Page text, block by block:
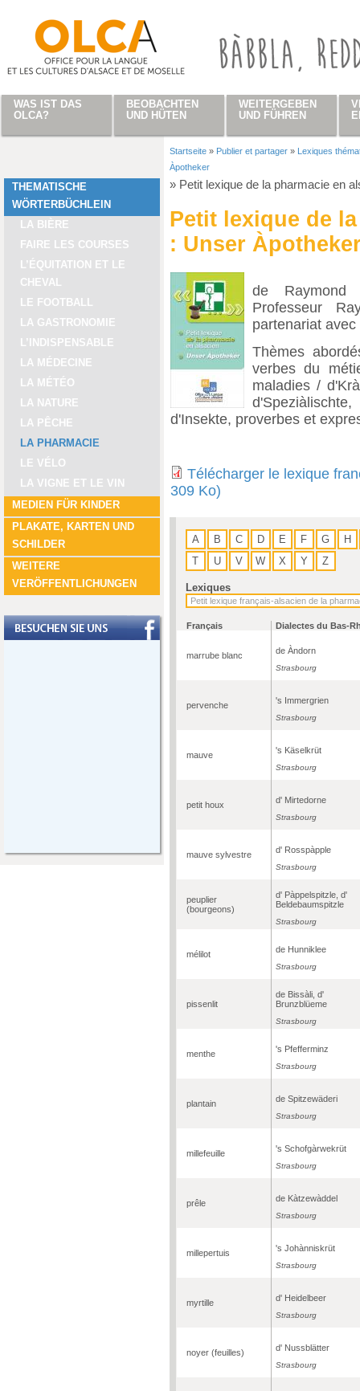
THEMATISCHE
WÖRTERBÜCHLEIN
LA BIÈRE
FAIRE LES COURSES
L’ÉQUITATION ET LE
CHEVAL
LE FOOTBALL
LA GASTRONOMIE
L’INDISPENSABLE
LA MÉDECINE
LA MÉTÉO
LA NATURE
LA PÊCHE
LA PHARMACIE
LE VÉLO
LA VIGNE ET LE VIN
MEDIEN FÜR KINDER
PLAKATE, KARTEN UND
SCHILDER
WEITERE
VERÖFFENTLICHUNGEN
Sie sind hier
Startseite » Publier et partager » Lexiques
Àpotheker
» Petit lexique de la pharmacie en
Petit lexique de
: Unser
de
Professeur
partenariat
Thèmes
verbes du
maladies /
d'Insekte, proverbes et
Télécharger le lexique
309 Ko)
A B C D E F G
H
T
U V W X Y Z
Lexiques
Français Dialectes du Bas-
marrube blanc de Àndorn
Strasbourg
pervenche 's Immergrien
Strasbourg
mauve 's Käselkrüt
Strasbourg
petit houx d' Mirtedorne
Strasbourg
mauve sylvestre d' Rosspàpple
Strasbourg
peuplier
(bourgeons)
d' Pàppelspitzle, d'
Beldebaumspitzle
Strasbourg
mélilot de Hunniklee
Strasbourg
pissenlit
de Bissàli, d'
Brunzblüeme
Strasbourg
menthe 's Pfefferminz
Strasbourg
plantain de Spitzewäderi
Strasbourg
millefeuille 's Schofgàrwekrüt
Strasbourg
prêle de Kàtzewàddel
Strasbourg
millepertuis 's Johànniskrüt
Strasbourg
myrtille d' Heidelbeer
Strasbourg
noyer (feuilles) d' Nussblätter
Strasbourg
WAS IST DAS
OLCA?
BEOBACHTEN
UND HÜTEN
WEITERGEBEN
UND FÜHREN